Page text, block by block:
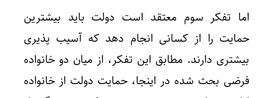
اما تفکر سوم معتقد است دولت باید بیشترین
حمایت را از کسانی انجام دهد که آسیب پذیری
بیشتری دارند. مطابق این تفکر، از میان دو خانواده
فرضی بحث شده در اینجا، حمایت دولت از خانواده